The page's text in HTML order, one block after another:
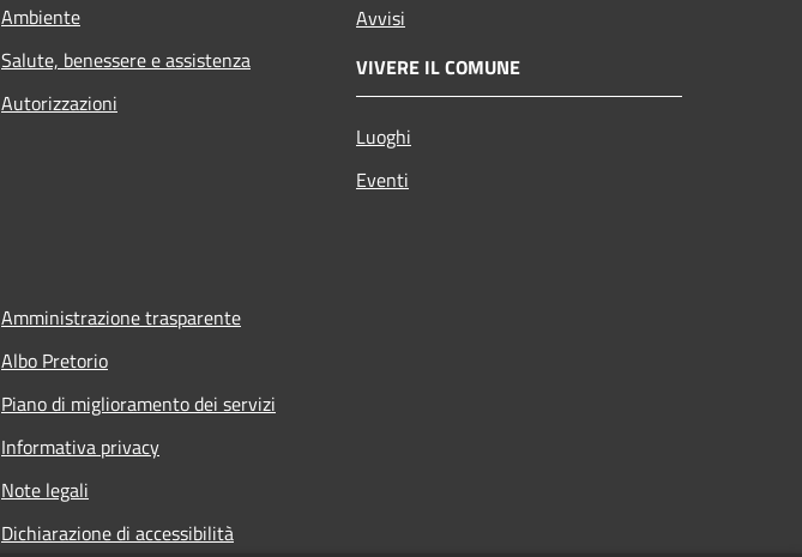
Ambiente
Salute, benessere e assistenza
Autorizzazioni
Avvisi
VIVERE IL COMUNE
Luoghi
Eventi
Amministrazione trasparente
Albo Pretorio
Piano di miglioramento dei servizi
Informativa privacy
Note legali
Dichiarazione di accessibilità